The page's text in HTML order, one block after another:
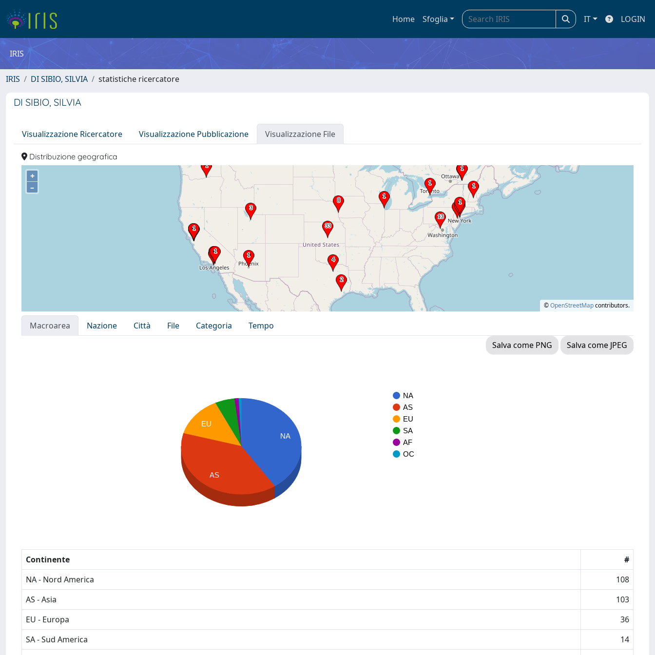
Home Sfoglia IT LOGIN
IRIS
IRIS DI SIBIO, SILVIA statistiche ricercatore
DI SIBIO, SILVIA
Visualizzazione Ricercatore Visualizzazione Pubblicazione Visualizzazione File
Distribuzione geografica
+
–
©OpenStreetMapcontributors.
Macroarea Nazione Città File Categoria
Tempo
Salva come PNG
Salva come JPEG
NA
AS
EU
SA
AF
OC
NA
EU
AS
Continente
#
NA - Nord America
108
AS - Asia
103
EU - Europa
36
SA - Sud America
14